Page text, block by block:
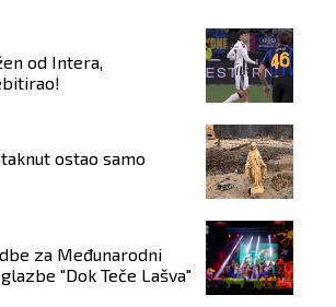
od Intera,
ostao samo
za Međunarodni
"Dok Teče Lašva"